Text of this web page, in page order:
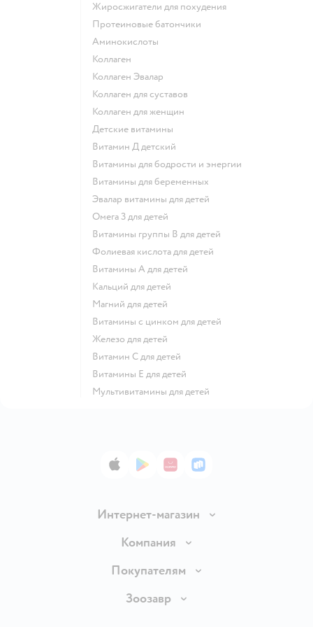
Жиросжигатели для похудения
Протеиновые батончики
Аминокислоты
Коллаген
Коллаген Эвалар
Коллаген для суставов
Коллаген для женщин
Детские витамины
Витамин Д детский
Витамины для бодрости и энергии
Витамины для беременных
Эвалар витамины для детей
Омега 3 для детей
Витамины группы В для детей
Фолиевая кислота для детей
Витамины А для детей
Кальций для детей
Магний для детей
Витамины с цинком для детей
Железо для детей
Витамин С для детей
Витамины Е для детей
Мультивитамины для детей
App StoreGoogle Play
AppGallery
RuStore
Интернет-магазин
Доставка и оплата
Обмен и возврат товара
Правила продажи
Компания
О компании
Инвесторам
Покупателям
Бонусные карты
Зоозавр